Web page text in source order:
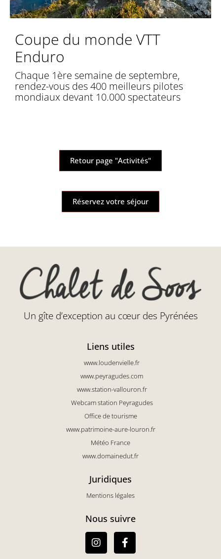
Coupe du monde VTT
Enduro
Chaque 1ère semaine de septembre,
rendez-vous des 400 meilleurs pilotes
mondiaux devant 10.000 spectateurs
Retour page "Activités"
Réservez votre séjour
Un gîte d’exception au cœur des Pyrénées
Liens utiles
www.loudenvielle.fr
www.peyragudes.com
www.station-vallouron.fr
Webcam station Peyragudes
Office de tourisme
www.patrimoine-aure-louron.fr
Météo France
www.domainedut.fr
Juridiques
Mentions légales
Nous suivre
I
n
s
F
a
c